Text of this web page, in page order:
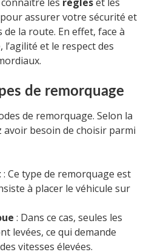
assurer votre sécurité et
la route. En effet, face à
et le respect des
de remorquage
de remorquage. Selon la
besoin de choisir parmi
: Ce type de remorquage est
à placer le véhicule sur
: Dans ce cas, seules les
levées, ce qui demande
vitesses élevées.